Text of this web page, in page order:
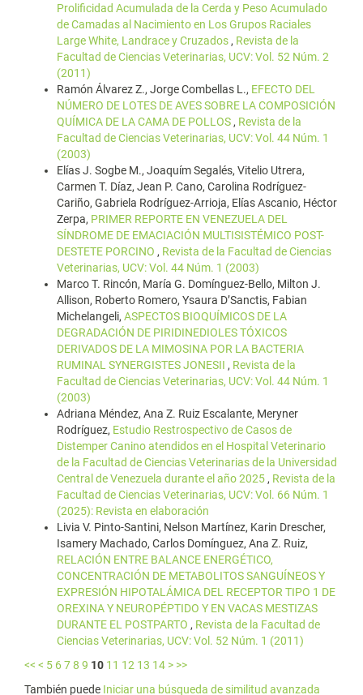
Prolificidad Acumulada de la Cerda y Peso Acumulado
de Camadas al Nacimiento en Los Grupos Raciales
Large White, Landrace y Cruzados, Revista de la
Facultad de Ciencias Veterinarias, UCV: Vol. 52 Núm. 2
(2011)
Ramón Álvarez Z., Jorge Combellas L., EFECTO DEL
NÚMERO DE LOTES DE AVES SOBRE LA COMPOSICIÓN
QUÍMICA DE LA CAMA DE POLLOS, Revista de la
Facultad de Ciencias Veterinarias, UCV: Vol. 44 Núm. 1
(2003)
Elías J. Sogbe M., Joaquím Segalés, Vitelio Utrera,
Carmen T. Díaz, Jean P. Cano, Carolina Rodríguez-
Cariño, Gabriela Rodríguez-Arrioja, Elías Ascanio, Héctor
Zerpa, PRIMER REPORTE EN VENEZUELA DEL
SÍNDROME DE EMACIACIÓN MULTISISTÉMICO POST-
DESTETE PORCINO , Revista de la Facultad de Ciencias
Veterinarias, UCV: Vol. 44 Núm. 1 (2003)
Marco T. Rincón, María G. Domínguez-Bello, Milton J.
Allison, Roberto Romero, Ysaura D’Sanctis, Fabian
Michelangeli, ASPECTOS BIOQUÍMICOS DE LA
DEGRADACIÓN DE PIRIDINEDIOLES TÓXICOS
DERIVADOS DE LA MIMOSINA POR LA BACTERIA
RUMINAL SYNERGISTES JONESII , Revista de la
Facultad de Ciencias Veterinarias, UCV: Vol. 44 Núm. 1
(2003)
Adriana Méndez, Ana Z. Ruiz Escalante, Meryner
Rodríguez, Estudio Restrospectivo de Casos de
Distemper Canino atendidos en el Hospital Veterinario
de la Facultad de Ciencias Veterinarias de la Universidad
Central de Venezuela durante el año 2025, Revista de la
Facultad de Ciencias Veterinarias, UCV: Vol. 66 Núm. 1
(2025): Revista en elaboración
Livia V. Pinto-Santini, Nelson Martínez, Karin Drescher,
Isamery Machado, Carlos Domínguez, Ana Z. Ruiz,
RELACIÓN ENTRE BALANCE ENERGÉTICO,
CONCENTRACIÓN DE METABOLITOS SANGUÍNEOS Y
EXPRESIÓN HIPOTALÁMICA DEL RECEPTOR TIPO 1 DE
OREXINA Y NEUROPÉPTIDO Y EN VACAS MESTIZAS
DURANTE EL POSTPARTO , Revista de la Facultad de
Ciencias Veterinarias, UCV: Vol. 52 Núm. 1 (2011)
<< < 5 678 9 10 11 12 13 14 > >>
También puede Iniciar una búsqueda de similitud avanzada